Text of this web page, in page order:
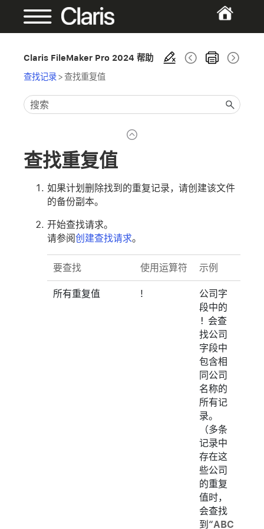
Claris FileMaker Pro 2024 帮助
查找记录>查找重复值
查找重复值
如果计划删除找到的重复记录，请创建该文件
的备份副本。
开始查找请求。
请参阅创建查找请求。
要查找 使用运算符 示例
所有重复值 !
公司字
段中的
! 会查
找公司
字段中
包含相
同公司
名称的
所有记
录。
（多条
记录中
存在这
些公司
的重复
值时，
会查找
到“ABC